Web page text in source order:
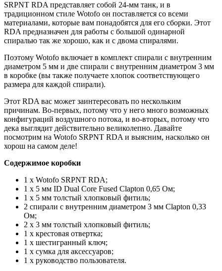
SRPNT RDA представляет собой 24-мм танк, и в
традиционном стиле Wotofo он поставляется со всеми
материалами, которые вам понадобятся для его сборки. Этот
RDA предназначен для работы с большой одинарной
спиралью так же хорошо, как и с двома спиралями.
Поэтому Wotofo включает в комплект спирали с внутренним
диаметром 5 мм и две спирали с внутренним диаметром 3 мм
в коробке (вы также получаете хлопок соответствующего
размера для каждой спирали).
Этот RDA вас может заинтересовать по нескольким
причинам. Во-первых, потому что у него много возможных
конфигураций воздушного потока, и во-вторых, потому что
дека выглядит действительно великолепно. Давайте
посмотрим на Wotofo SRPNT RDA и выясним, насколько он
хорош на самом деле!
Содержимое коробки
1 х Wotofo SRPNT RDA;
1 x 5 мм ID Dual Core Fused Clapton 0,65 Ом;
1 х 5 мм толстый хлопковый фитиль;
2 спирали с внутренним диаметром 3 мм Clapton 0,33
Ом;
2 х 3 мм толстый хлопковый фитиль;
1 х крестовая отвертка;
1 х шестигранный ключ;
1 х сумка для аксессуаров;
1 х руководство пользователя.